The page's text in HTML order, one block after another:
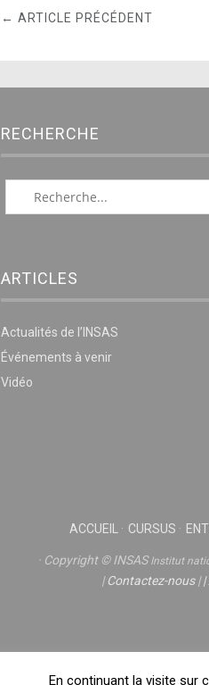
← ARTICLE PRÉCÉDENT
RECHERCHE
ARTICLES
Actualités de l’INSAS
Événements à venir
Vidéo
ACCUEIL CURSUS
Copyright © INSASInstitut
|Contactez-nous||
En continuant la visite sur